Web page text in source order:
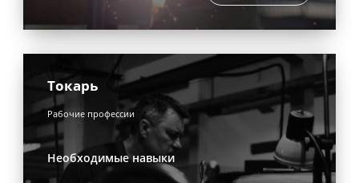
Токарь
Рабочие профессии
Необходимые навыки